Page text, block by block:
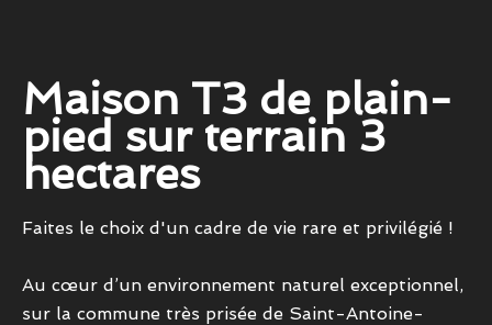
Maison T3 de plain-
pied sur terrain 3
hectares
Faites le choix d'un cadre de vie rare et privilégié !
Au cœur d’un environnement naturel exceptionnel,
sur la commune très prisée de Saint-Antoine-